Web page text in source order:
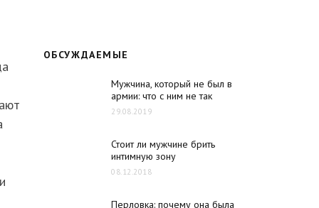
ОБСУЖДАЕМЫЕ
Мужчина, который не был в
армии: что с ним не так
29.08.2019
Стоит ли мужчине брить
интимную зону
08.12.2018
Перловка: почему она была